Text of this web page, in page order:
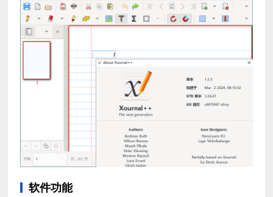
软件功能